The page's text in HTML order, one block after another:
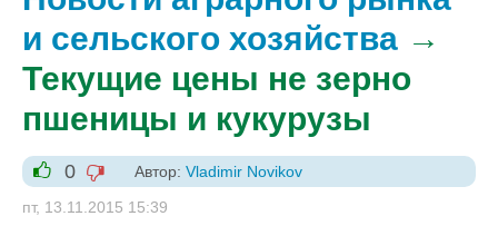
и сельского хозяйства →
Текущие цены не зерно
пшеницы и кукурузы
+1
0
-1
Автор: Vladimir Novikov
пт, 13.11.2015 15:39